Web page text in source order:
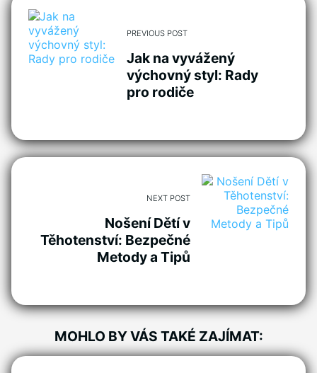
PREVIOUS POST
Jak na vyvážený
výchovný styl: Rady
pro rodiče
NEXT POST
Nošení Dětí v
Těhotenství: Bezpečné
Metody a Tipů
MOHLO BY VÁS TAKÉ ZAJÍMAT: